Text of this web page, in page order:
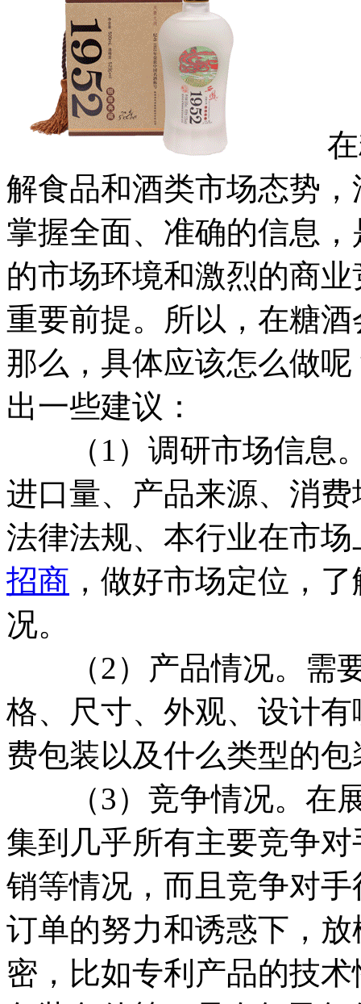
在糖
解食品和酒类市场态势
掌握全面、准确的信息
的市场环境和激烈的商
重要前提。所以，在糖
那么，具体应该怎么做
出一些建议：
（1）调研市场信息。
进口量、产品来源、消
法律法规、本行业在市
招商 ，做好市场定位，
况。
（2）产品情况。需要
格、尺寸、外观、设计
费包装以及什么类型的
（3）竞争情况。在展
集到几乎所有主要竞争
销等情况，而且竞争对
订单的努力和诱惑下，
密，比如专利产品的技